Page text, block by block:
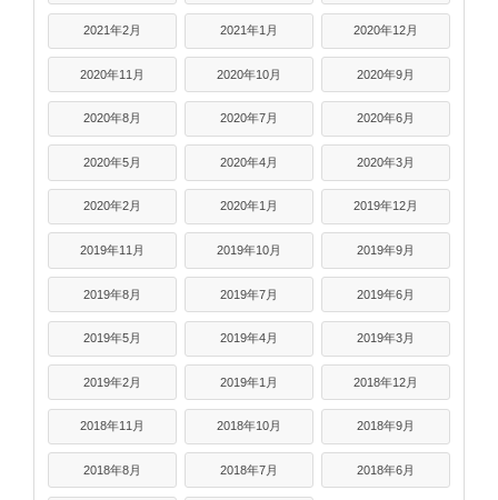
2021年2月 2021年1月 2020年12月
2020年11月 2020年10月 2020年9月
2020年8月 2020年7月 2020年6月
2020年5月 2020年4月 2020年3月
2020年2月 2020年1月 2019年12月
2019年11月 2019年10月 2019年9月
2019年8月 2019年7月 2019年6月
2019年5月 2019年4月 2019年3月
2019年2月 2019年1月 2018年12月
2018年11月 2018年10月 2018年9月
2018年8月 2018年7月 2018年6月